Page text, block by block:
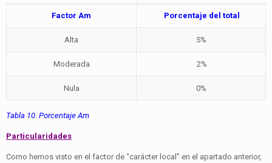
Factor Am Porcentaje del total
Alta 5%
Moderada 2%
Nula 0%
Tabla 10. Porcentaje Am
Particularidades
Como hemos visto en el factor de “carácter local” en el apartado anterior,